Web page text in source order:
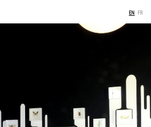
EN FR